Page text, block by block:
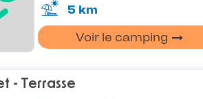
5 km
Voir le camping
- Terrasse